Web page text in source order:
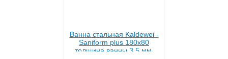
Ванна стальная Kaldewei -
Saniform plus 180x80
толщина ванны 3,5 мм.